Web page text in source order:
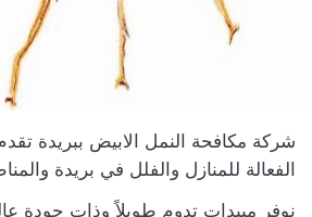
شركة مكافحة النمل الابيض ببريدة
الفعالة للمنازل والفلل في بريدة
نوفر مبيدات تدوم طويلاً وذات جودة